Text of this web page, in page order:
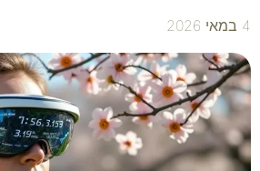
4 במאי 2026